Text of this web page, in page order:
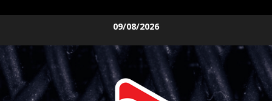
contenido
09/08/2026